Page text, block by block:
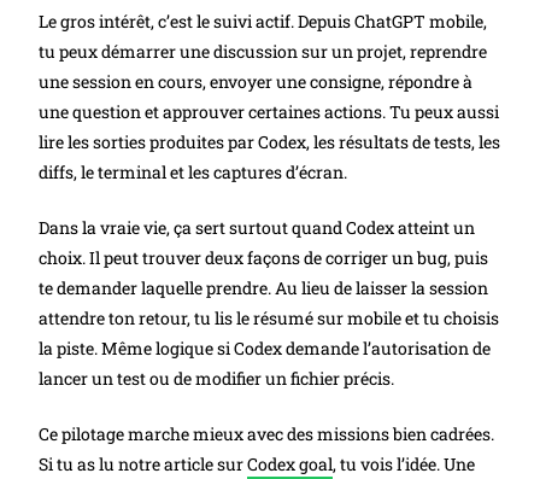
Le gros intérêt, c’est le suivi actif. Depuis ChatGPT mobile,
tu peux démarrer une discussion sur un projet, reprendre
une session en cours, envoyer une consigne, répondre à
une question et approuver certaines actions. Tu peux aussi
lire les sorties produites par Codex, les résultats de tests, les
diffs, le terminal et les captures d’écran.
Dans la vraie vie, ça sert surtout quand Codex atteint un
choix. Il peut trouver deux façons de corriger un bug, puis
te demander laquelle prendre. Au lieu de laisser la session
attendre ton retour, tu lis le résumé sur mobile et tu choisis
la piste. Même logique si Codex demande l’autorisation de
lancer un test ou de modifier un fichier précis.
Ce pilotage marche mieux avec des missions bien cadrées.
Si tu as lu notre article surCodex goal, tu vois l’idée. Une